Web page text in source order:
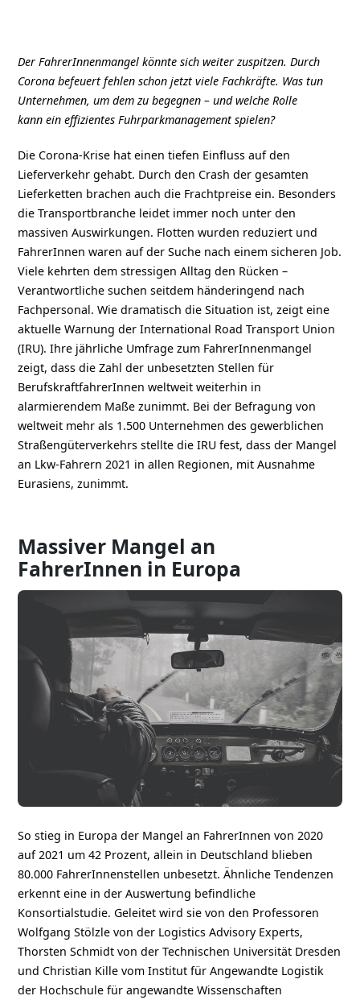
Der FahrerInnenmangel könnte sich weiter zuspitzen. Durch
Corona befeuert fehlen schon jetzt viele Fachkräfte. Was tun
Unternehmen, um dem zu begegnen – und welche Rolle
kann ein effizientes Fuhrparkmanagement spielen?
Die Corona-Krise hat einen tiefen Einfluss auf den
Lieferverkehr gehabt. Durch den Crash der gesamten
Lieferketten brachen auch die Frachtpreise ein. Besonders
die Transportbranche leidet immer noch unter den
massiven Auswirkungen. Flotten wurden reduziert und
FahrerInnen waren auf der Suche nach einem sicheren Job.
Viele kehrten dem stressigen Alltag den Rücken –
Verantwortliche suchen seitdem händeringend nach
Fachpersonal. Wie dramatisch die Situation ist, zeigt eine
aktuelle Warnung der International Road Transport Union
(IRU). Ihre jährliche Umfrage zum FahrerInnenmangel
zeigt, dass die Zahl der unbesetzten Stellen für
BerufskraftfahrerInnen weltweit weiterhin in
alarmierendem Maße zunimmt. Bei der Befragung von
weltweit mehr als 1.500 Unternehmen des gewerblichen
Straßengüterverkehrs stellte die IRU fest, dass der Mangel
an Lkw-Fahrern 2021 in allen Regionen, mit Ausnahme
Eurasiens, zunimmt.
Massiver Mangel an
FahrerInnen in Europa
So stieg in Europa der Mangel an FahrerInnen von 2020
auf 2021 um 42 Prozent, allein in Deutschland blieben
80.000 FahrerInnenstellen unbesetzt. Ähnliche Tendenzen
erkennt eine in der Auswertung befindliche
Konsortialstudie. Geleitet wird sie von den Professoren
Wolfgang Stölzle von der Logistics Advisory Experts,
Thorsten Schmidt von der Technischen Universität Dresden
und Christian Kille vom Institut für Angewandte Logistik
der Hochschule für angewandte Wissenschaften